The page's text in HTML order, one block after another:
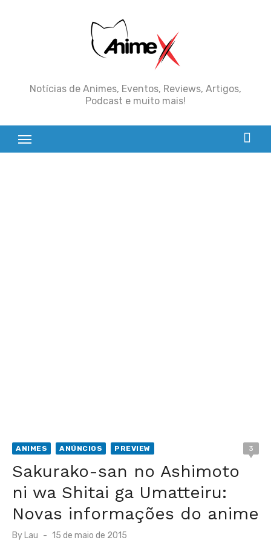
Notícias de Animes, Eventos, Reviews, Artigos,
Podcast e muito mais!
ANIMES ANÚNCIOS PREVIEW 3
Sakurako-san no Ashimoto
ni wa Shitai ga Umatteiru:
Novas informações do anime
By Lau
Posted
15 de maio de 2015